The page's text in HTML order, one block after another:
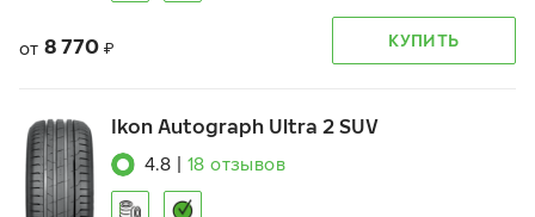
от 8 770 ₽ КУПИТЬ
Ikon Autograph Ultra 2 SUV
4.8 18 отзывов